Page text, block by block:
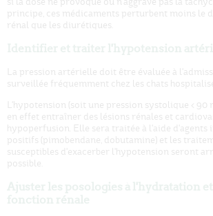
principe, ces médicaments perturbent moins le
rénal que les diurétiques.
La pression artérielle doit être évaluée à
surveillée fréquemment chez les chats
L'hypotension (soit une pression systolique < 90
en effet entraîner des lésions rénales et
hypoperfusion. Elle sera traitée à l'aide d'agents
positifs (pimobendane, dobutamine) et les
susceptibles d'exacerber l'hypotension seront
possible.